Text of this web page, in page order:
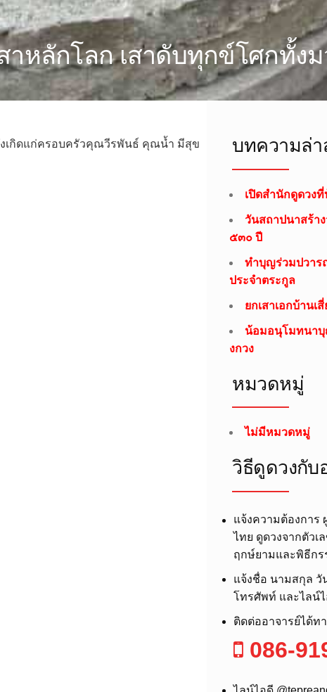
าหลักโลก เสาดับทุกข์โศกทั้ง
งเกิดแก่ครอบครัวคุณวีรพันธ์ คุณน้ำ มีสุข
บทความล่า
เปิดสำนักดูดวง
วันสถาปนาสร้า
๕๓๐ ปี
ทำบุญร่วมปวาร
ประจำตระกูล
ยกเสาเอกบ้าน
น้อมอนุโมทนาบุ
งกวง
หมวดหมู่
ไม่มีหมวดหมู่
วิธีดูดวงกับ
แจ้งความต้องการ
ไทย ดูดวงจากตัวเ
ฤกษ์ยามและพิธีกร
แจ้งชื่อ นามสกุล วั
โทรศัพท์ และไลน์
ติดต่ออาจารย์ได้ท
086-